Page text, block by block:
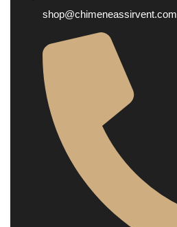
shop@chimeneassirvent.com